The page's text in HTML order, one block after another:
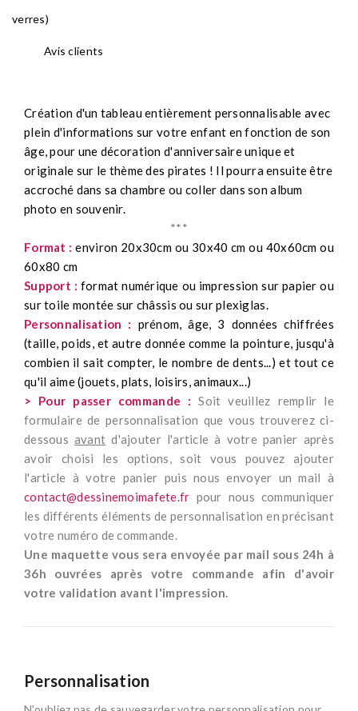
verres)
Avis clients
Création d'un tableau entièrement personnalisable avec
plein d'informations sur votre enfant en fonction de son
âge,pour une décoration d'anniversaire unique et
originale sur le thème des pirates ! Il pourra ensuite être
accroché dans sa chambre ou coller dans son album
photo en souvenir.
***
Format : environ 20x30cm ou 30x40 cm ou 40x60cm ou
60x80 cm
Support : format numérique ou impression sur papier ou
sur toile montée sur châssis ou sur plexiglas.
Personnalisation : prénom, âge, 3 données chiffrées
(taille, poids, et autre donnée comme la pointure, jusqu'à
combien il sait compter, le nombre de dents...) et tout ce
qu'il aime (jouets, plats, loisirs, animaux...)
> Pour passer commande : Soit veuillez remplir le
formulaire de personnalisation que vous trouverez ci-
dessous avant d'ajouter l'article à votre panier après
avoir choisi les options, soit vous pouvez ajouter
l'article à votre panier puis nous envoyer un mail à
contact@dessinemoimafete.fr pour nous communiquer
les différents éléments de personnalisation en précisant
votre numéro de commande.
Une maquette vous sera envoyée par mail sous 24h à
36h ouvrées après votre commande afin d'avoir
votre validation avant l'impression.
Personnalisation